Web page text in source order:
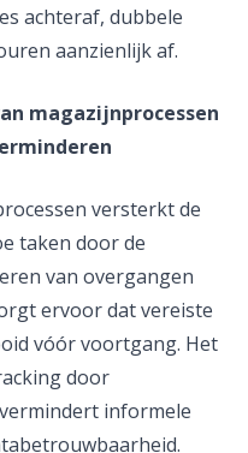
achteraf, dubbele
aanzienlijk af.
magazijnprocessen
versterkt de
taken door de
van overgangen
ervoor dat vereiste
vóór voortgang. Het
door
informele